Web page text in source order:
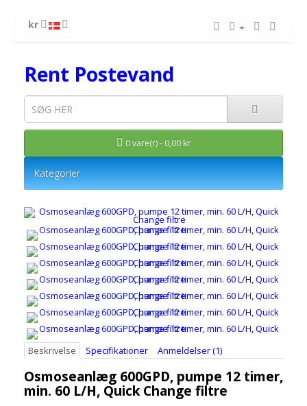
kr
Rent Postevand
0 vare(r) - 0,00 kr
Kategorier
Beskrivelse Specifikationer Anmeldelser (1)
Osmoseanlæg 600GPD, pumpe 12 timer,
min. 60 L/H, Quick Change filtre